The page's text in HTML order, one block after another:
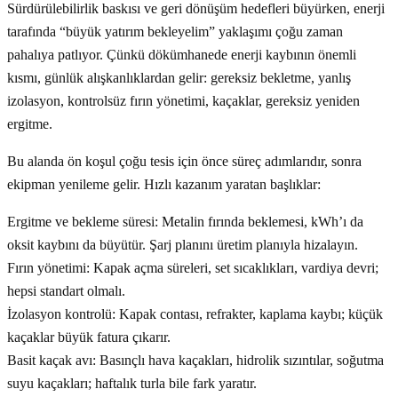
Sürdürülebilirlik baskısı ve geri dönüşüm hedefleri büyürken, enerji
tarafında “büyük yatırım bekleyelim” yaklaşımı çoğu zaman
pahalıya patlıyor. Çünkü dökümhanede enerji kaybının önemli
kısmı, günlük alışkanlıklardan gelir: gereksiz bekletme, yanlış
izolasyon, kontrolsüz fırın yönetimi, kaçaklar, gereksiz yeniden
ergitme.
Bu alanda ön koşul çoğu tesis için önce süreç adımlarıdır, sonra
ekipman yenileme gelir. Hızlı kazanım yaratan başlıklar:
Ergitme ve bekleme süresi: Metalin fırında beklemesi, kWh’ı da
oksit kaybını da büyütür. Şarj planını üretim planıyla hizalayın.
Fırın yönetimi: Kapak açma süreleri, set sıcaklıkları, vardiya devri;
hepsi standart olmalı.
İzolasyon kontrolü: Kapak contası, refrakter, kaplama kaybı; küçük
kaçaklar büyük fatura çıkarır.
Basit kaçak avı: Basınçlı hava kaçakları, hidrolik sızıntılar, soğutma
suyu kaçakları; haftalık turla bile fark yaratır.